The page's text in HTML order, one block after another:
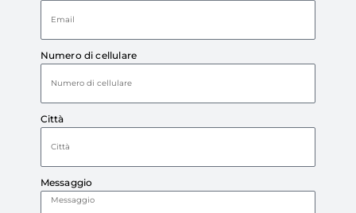
Numero di cellulare
Città
Messaggio